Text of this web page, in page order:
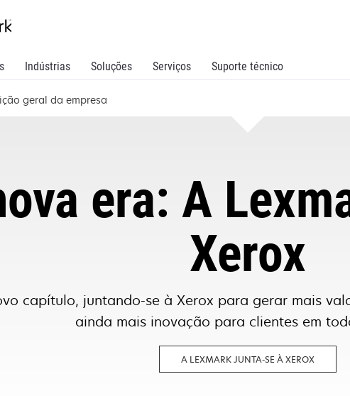
Indústrias Soluções Serviços Suporte técnico
geral da empresa
era: A
Xerox
capítulo, juntando-se à Xerox para gerar mais
ainda mais inovação para clientes em
A LEXMARK JUNTA-SE À XEROXOPENS
IN